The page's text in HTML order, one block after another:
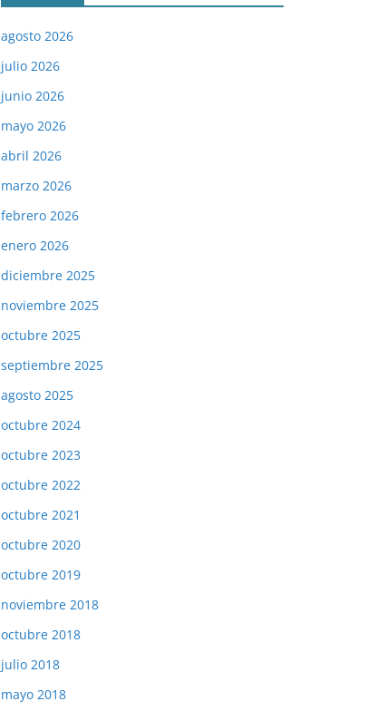
agosto 2026
julio 2026
junio 2026
mayo 2026
abril 2026
marzo 2026
febrero 2026
enero 2026
diciembre 2025
noviembre 2025
octubre 2025
septiembre 2025
agosto 2025
octubre 2024
octubre 2023
octubre 2022
octubre 2021
octubre 2020
octubre 2019
noviembre 2018
octubre 2018
julio 2018
mayo 2018